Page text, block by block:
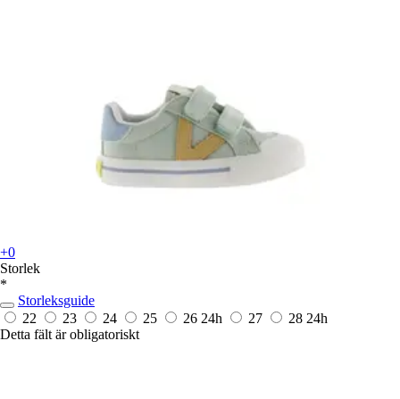
+0
Storlek
*
Storleksguide
22
23 24 25 26 24h 27 28 24h
Detta fält är obligatoriskt